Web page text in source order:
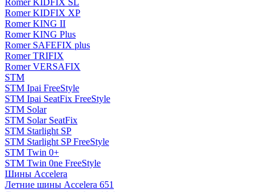
Romer KIDFIX SL
Romer KIDFIX XP
Romer KING II
Romer KING Plus
Romer SAFEFIX plus
Romer TRIFIX
Romer VERSAFIX
STM
STM Ipai FreeStyle
STM Ipai SeatFix FreeStyle
STM Solar
STM Solar SeatFix
STM Starlight SP
STM Starlight SP FreeStyle
STM Twin 0+
STM Twin 0ne FreeStyle
Шины Accelera
Летние шины Accelera 651